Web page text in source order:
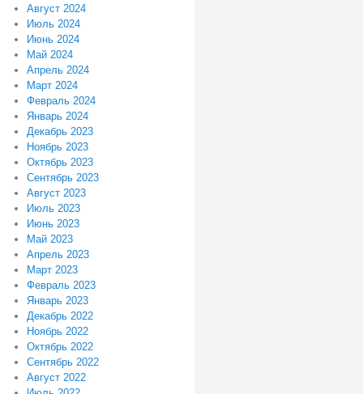
Август 2024
Июль 2024
Июнь 2024
Май 2024
Апрель 2024
Март 2024
Февраль 2024
Январь 2024
Декабрь 2023
Ноябрь 2023
Октябрь 2023
Сентябрь 2023
Август 2023
Июль 2023
Июнь 2023
Май 2023
Апрель 2023
Март 2023
Февраль 2023
Январь 2023
Декабрь 2022
Ноябрь 2022
Октябрь 2022
Сентябрь 2022
Август 2022